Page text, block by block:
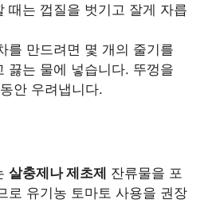
때는 껍질을 벗기고 잘게 자릅
를 만드려면 몇 개의 줄기를
끓는 물에 넣습니다. 뚜껑을
안 우려냅니다.
살충제나 제초제 잔류물을 포
로 유기농 토마토 사용을 권장